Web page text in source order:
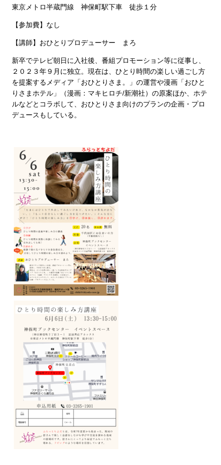
東京メトロ半蔵門線 神保町駅下車 徒歩１分
【参加費】なし
【講師】おひとりプロデューサー まろ
新卒でテレビ朝日に入社後、番組プロモーション等に従事し、
２０２３年９月に独立。現在は、ひとり時間の楽しい過ごし方
を提案するメディア「おひとりさま。」の運営や漫画「おひと
りさまホテル」（漫画：マキヒロチ/新潮社）の原案ほか、ホテ
ルなどとコラボして、おひとりさま向けのプランの企画・プロ
デュースもしている。